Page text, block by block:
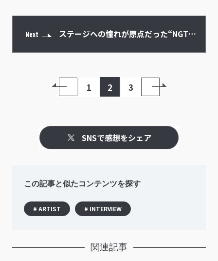
Next ステージへの憧れが原点だった“NGT48
1 2 3
SNSで感想をシェア
この記事と似たコンテンツを探す
# ARTIST # INTERVIEW
関連記事